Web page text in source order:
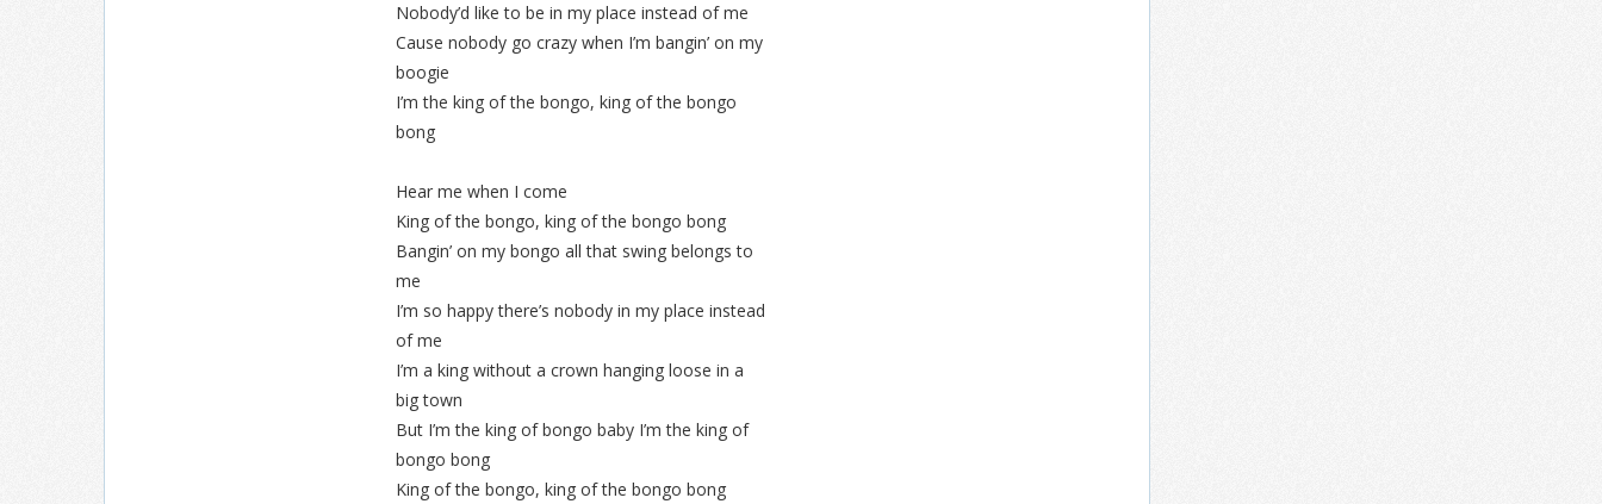
Nobody’d like to be in my place instead of me
Cause nobody go crazy when I’m bangin’ on my
boogie
I’m the king of the bongo, king of the bongo
bong
Hear me when I come
King of the bongo, king of the bongo bong
Bangin’ on my bongo all that swing belongs to
me
I’m so happy there’s nobody in my place instead
of me
I’m a king without a crown hanging loose in a
big town
But I’m the king of bongo baby I’m the king of
bongo bong
King of the bongo, king of the bongo bong